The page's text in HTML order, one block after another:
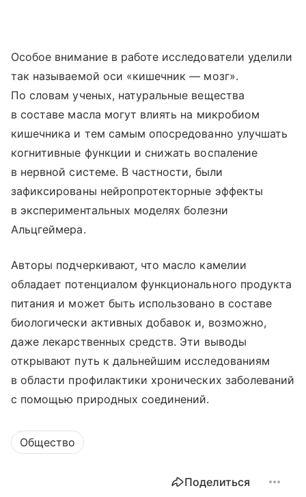
Особое внимание в работе исследователи уделили
так называемой оси «кишечник — мозг».
По словам ученых, натуральные вещества
в составе масла могут влиять на микробиом
кишечника и тем самым опосредованно улучшать
когнитивные функции и снижать воспаление
в нервной системе. В частности, были
зафиксированы нейропротекторные эффекты
в экспериментальных моделях болезни
Альцгеймера.
Авторы подчеркивают, что масло камелии
обладает потенциалом функционального продукта
питания и может быть использовано в составе
биологически активных добавок и, возможно,
даже лекарственных средств. Эти выводы
открывают путь к дальнейшим исследованиям
в области профилактики хронических заболеваний
с помощью природных соединений.
Общество
Поделиться